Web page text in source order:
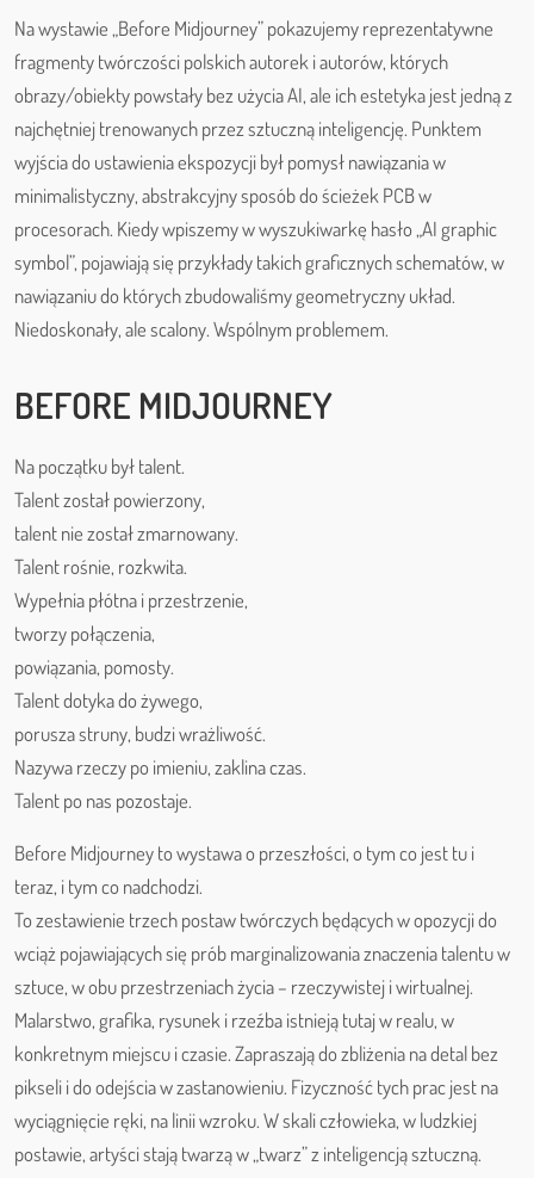
Na wystawie „Before Midjourney” pokazujemy reprezentatywne
fragmenty twórczości polskich autorek i autorów, których
obrazy/obiekty powstały bez użycia AI, ale ich estetyka jest jedną z
najchętniej trenowanych przez sztuczną inteligencję. Punktem
wyjścia do ustawienia ekspozycji był pomysł nawiązania w
minimalistyczny, abstrakcyjny sposób do ścieżek PCB w
procesorach. Kiedy wpiszemy w wyszukiwarkę hasło „AI graphic
symbol”, pojawiają się przykłady takich graficznych schematów, w
nawiązaniu do których zbudowaliśmy geometryczny układ.
Niedoskonały, ale scalony. Wspólnym problemem.
BEFORE MIDJOURNEY
Na początku był talent.
Talent został powierzony,
talent nie został zmarnowany.
Talent rośnie, rozkwita.
Wypełnia płótna i przestrzenie,
tworzy połączenia,
powiązania, pomosty.
Talent dotyka do żywego,
porusza struny, budzi wrażliwość.
Nazywa rzeczy po imieniu, zaklina czas.
Talent po nas pozostaje.
Before Midjourney to wystawa o przeszłości, o tym co jest tu i
teraz, i tym co nadchodzi.
To zestawienie trzech postaw twórczych będących w opozycji do
wciąż pojawiających się prób marginalizowania znaczenia talentu w
sztuce, w obu przestrzeniach życia – rzeczywistej i wirtualnej.
Malarstwo, grafika, rysunek i rzeźba istnieją tutaj w realu, w
konkretnym miejscu i czasie. Zapraszają do zbliżenia na detal bez
pikseli i do odejścia w zastanowieniu. Fizyczność tych prac jest na
wyciągnięcie ręki, na linii wzroku. W skali człowieka, w ludzkiej
postawie, artyści stają twarzą w „twarz” z inteligencją sztuczną.